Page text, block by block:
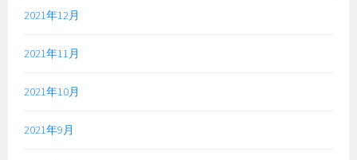
2021年12月
2021年11月
2021年10月
2021年9月